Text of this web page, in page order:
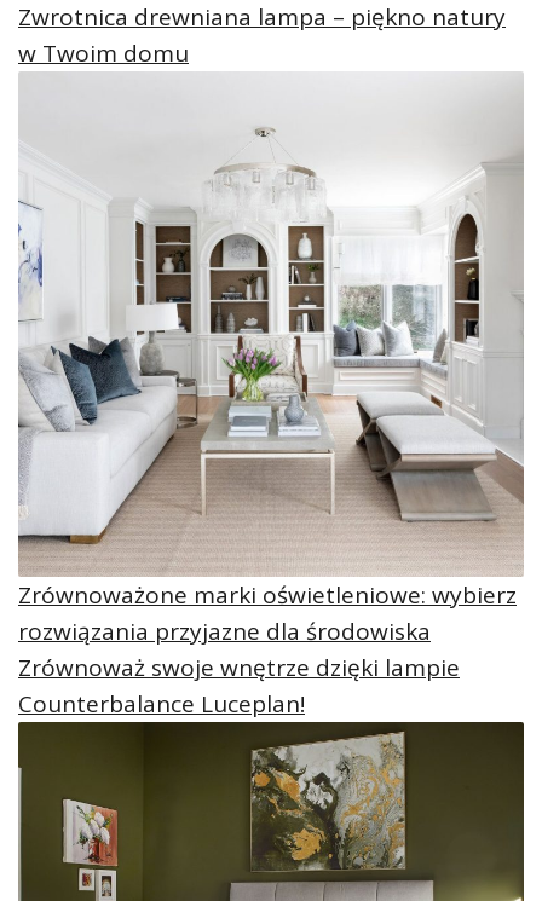
Zwrotnica drewniana lampa – piękno natury
w Twoim domu
Zrównoważone marki oświetleniowe: wybierz
rozwiązania przyjazne dla środowiska
Zrównoważ swoje wnętrze dzięki lampie
Counterbalance Luceplan!